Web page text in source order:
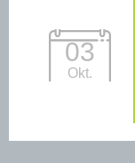
03
Okt.